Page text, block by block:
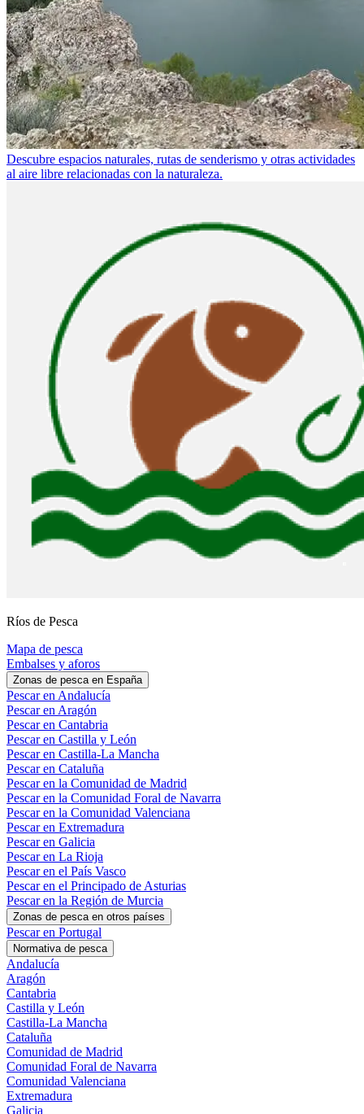
Descubre espacios naturales, rutas de senderismo y otras actividades
al aire libre relacionadas con la naturaleza.
Ríos de Pesca
Mapa de pesca
Embalses y aforos
Zonas de pesca en España
Pescar en Andalucía
Pescar en Aragón
Pescar en Cantabria
Pescar en Castilla y León
Pescar en Castilla-La Mancha
Pescar en Cataluña
Pescar en la Comunidad de Madrid
Pescar en la Comunidad Foral de Navarra
Pescar en la Comunidad Valenciana
Pescar en Extremadura
Pescar en Galicia
Pescar en La Rioja
Pescar en el País Vasco
Pescar en el Principado de Asturias
Pescar en la Región de Murcia
Zonas de pesca en otros países
Pescar en Portugal
Normativa de pesca
Andalucía
Aragón
Cantabria
Castilla y León
Castilla-La Mancha
Cataluña
Comunidad de Madrid
Comunidad Foral de Navarra
Comunidad Valenciana
Extremadura
Galicia